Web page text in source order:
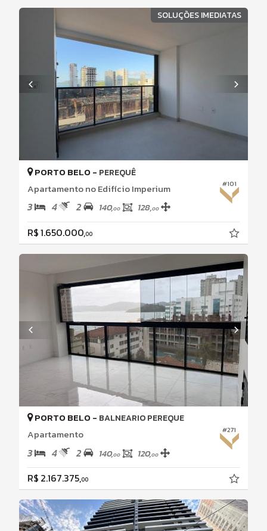
SOLUÇÕES IMEDIATAS
#101
PORTO BELO - PEREQUÊ
Apartamento no Edifício Imperium
3 4 2 140,00 128,00
R$ 1.650.000,00
#271
PORTO BELO - BALNEARIO PEREQUE
Apartamento
3 4 2 140,00 120,00
R$ 2.167.375,00